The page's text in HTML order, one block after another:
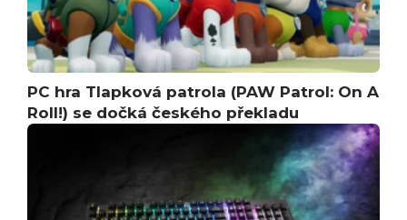
PC hra Tlapková patrola (PAW Patrol: On A
Roll!) se dočká českého překladu